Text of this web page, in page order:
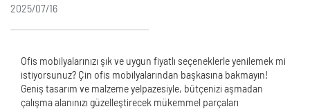
2025/07/16
Ofis mobilyalarınızı şık ve uygun fiyatlı seçeneklerle yenilemek mi
istiyorsunuz? Çin ofis mobilyalarından başkasına bakmayın!
Geniş tasarım ve malzeme yelpazesiyle, bütçenizi aşmadan
çalışma alanınızı güzelleştirecek mükemmel parçaları